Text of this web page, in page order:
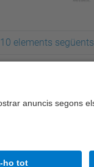
10 elements següents